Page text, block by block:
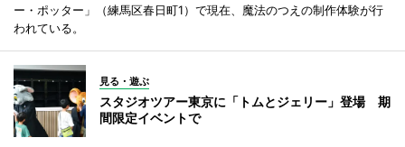
ー・ポッター」（練馬区春日町1）で現在、魔法のつえの制作体験が行
われている。
見る・遊ぶ
スタジオツアー東京に「トムとジェリー」登場 期
間限定イベントで